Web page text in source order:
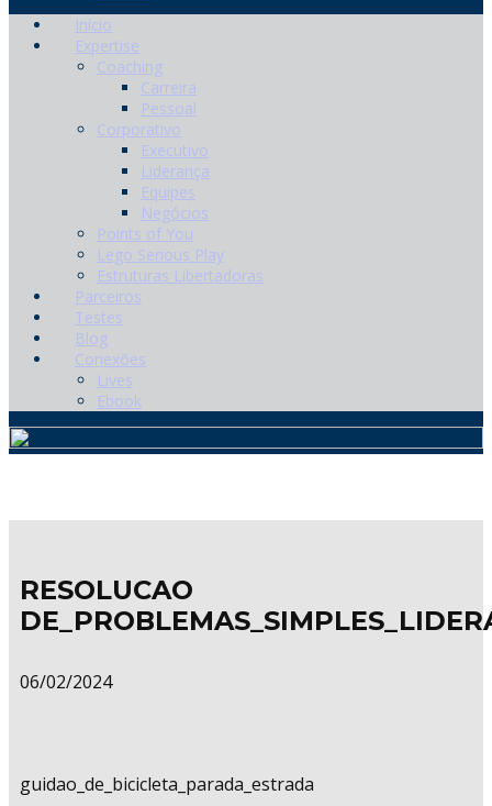
Início
Expertise
Coaching
Carreira
Pessoal
Corporativo
Executivo
Liderança
Equipes
Negócios
Points of You
Lego Serious Play
Estruturas Libertadoras
Parceiros
Testes
Blog
Conexões
Lives
Ebook
RESOLUCAO
06/02/2024
guidao_de_bicicleta_parada_estrada